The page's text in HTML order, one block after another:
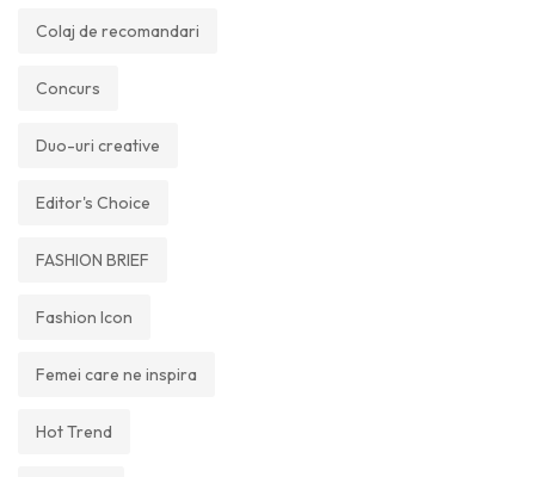
Colaj de recomandari
Concurs
Duo-uri creative
Editor's Choice
FASHION BRIEF
Fashion Icon
Femei care ne inspira
Hot Trend